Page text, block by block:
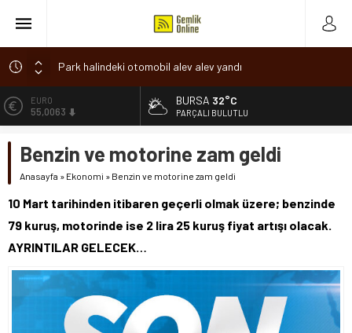
Park halindeki otomobil alev alev yandı
Osmangazi’de baharın müjdesi ‘Hıdırellez’ coşkuyla kutlandı
7 aylık hamileyken evden çıktı, sırra kadem bastı
Romanya’da Hıdırellez Coşkusu
ALTIN
6.543,59
13.798,82
DOLAR
55,0063
BURSA 32°C
PARÇALI BULUTLU
Benzin ve motorine zam geldi
Anasayfa » Ekonomi » Benzin ve motorine zam geldi
10 Mart tarihinden itibaren geçerli olmak üzere; benzinde
79 kuruş, motorinde ise 2 lira 25 kuruş fiyat artışı olacak.
AYRINTILAR GELECEK…